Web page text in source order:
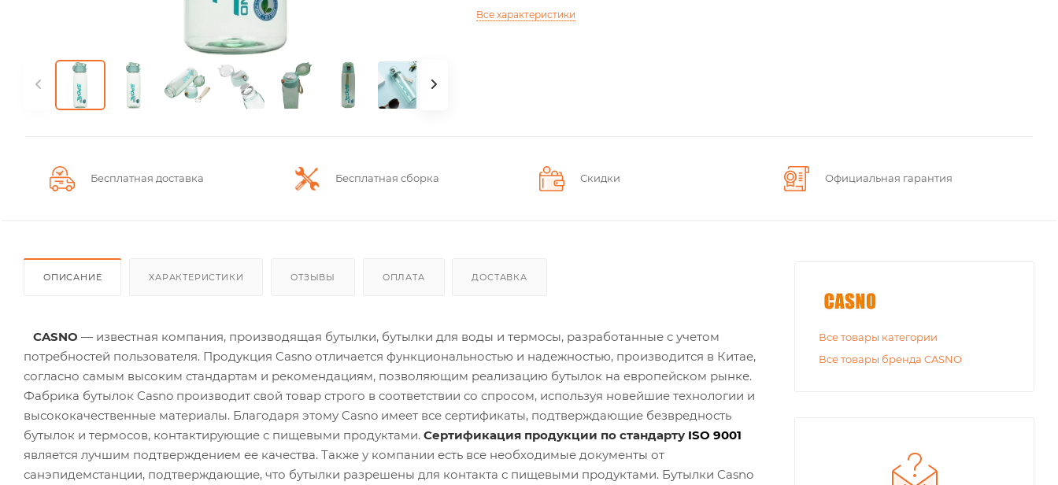
Все характеристики
Бесплатная доставка Бесплатная сборка Скидки Официальная гарантия
ОПИСАНИЕ ХАРАКТЕРИСТИКИ ОТЗЫВЫ ОПЛАТА ДОСТАВКА
CASNO — известная компания, производящая бутылки, бутылки для воды и термосы, разработанные с учетом
потребностей пользователя. Продукция Casno отличается функциональностью и надежностью, производится в Китае,
согласно самым высоким стандартам и рекомендациям, позволяющим реализацию бутылок на европейском рынке.
Фабрика бутылок Casno производит свой товар строго в соответствии со спросом, используя новейшие технологии и
высококачественные материалы. Благодаря этому Casno имеет все сертификаты, подтверждающие безвредность
бутылок и термосов, контактирующие с пищевыми продуктами. Сертификация продукции по стандарту ISO 9001
является лучшим подтверждением ее качества. Также у компании есть все необходимые документы от
санэпидемстанции, подтверждающие, что бутылки разрешены для контакта с пищевыми продуктами. Бутылки Casno
Все товары категории
Все товары бренда CASNO